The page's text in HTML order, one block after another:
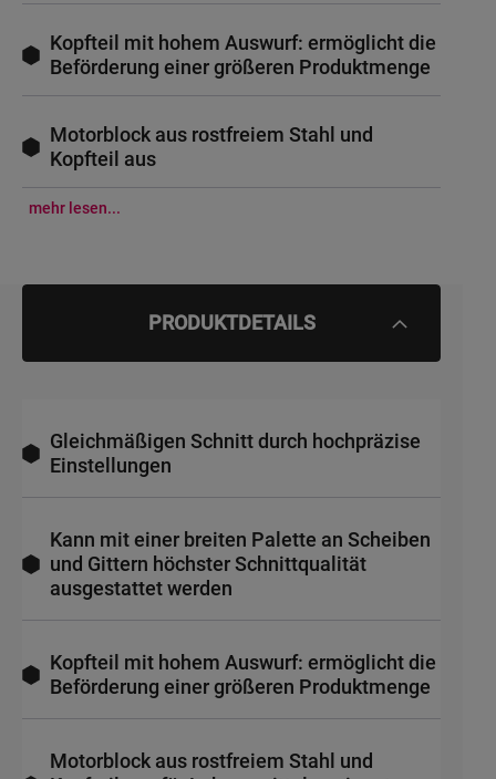
Kopfteil mit hohem Auswurf: ermöglicht die
Beförderung einer größeren Produktmenge
Motorblock aus rostfreiem Stahl und
Kopfteil aus
mehr lesen...
PRODUKTDETAILS
Gleichmäßigen Schnitt durch hochpräzise
Einstellungen
Kann mit einer breiten Palette an Scheiben
und Gittern höchster Schnittqualität
ausgestattet werden
Kopfteil mit hohem Auswurf: ermöglicht die
Beförderung einer größeren Produktmenge
Motorblock aus rostfreiem Stahl und